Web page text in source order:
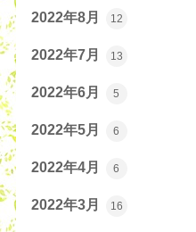
2022年8月 12
2022年7月 13
2022年6月 5
2022年5月 6
2022年4月 6
2022年3月 16